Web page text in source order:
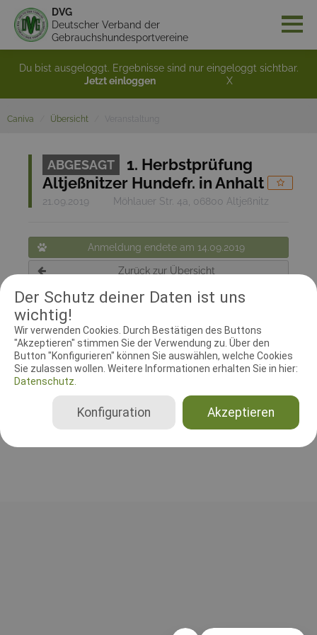
Der Schutz deiner Daten ist uns
wichtig!
Wir verwenden Cookies. Durch Bestätigen des Buttons
"Akzeptieren" stimmen Sie der Verwendung zu. Über den
Button "Konfigurieren" können Sie auswählen, welche Cookies
Sie zulassen wollen. Weitere Informationen erhalten Sie in hier:
Datenschutz.
Akzeptieren
Konfiguration
DVG
Deutscher Verband der
Gebrauchshundesportvereine
Du bist ausgeloggt. Ergebnisse sind nur eingeloggt sichtbar.
Jetzt einloggen
X
Caniva Übersicht
ABGESAGT
1. Herbstprüfung
Altjeßnitzer Hundefr. in Anhalt
21.09.2019 Möhlauer Str. 4a, 06800 Altjeßnitz
Anmeldung endete am 14.09.2019
Zurück zur Übersicht
RICHTER UND HELFER
Leistungsrichter
Deutschland
Gesamt